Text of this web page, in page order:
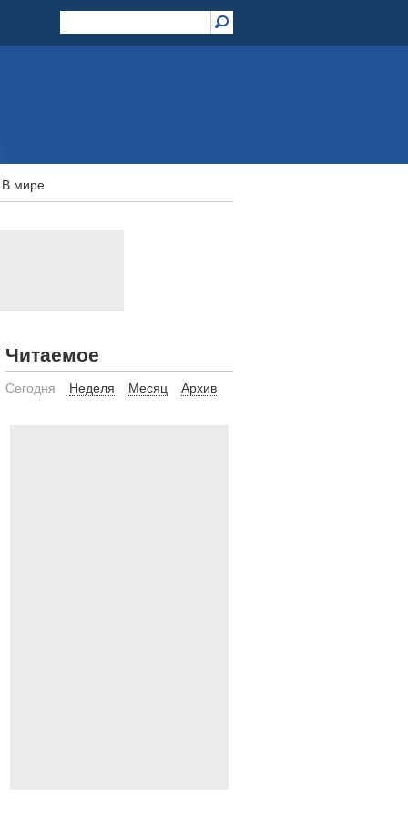
В мире
Читаемое
Сегодня Неделя Месяц Архив